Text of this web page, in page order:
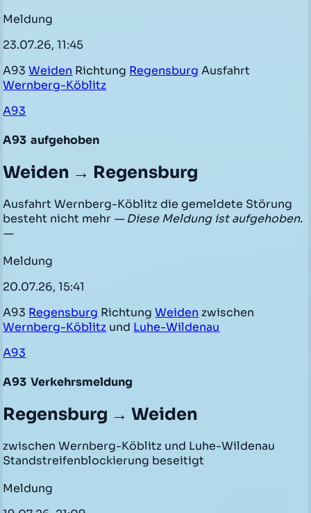
Meldung
23.07.26, 11:45
A93Weiden Richtung Regensburg Ausfahrt
Wernberg-Köblitz
A93
A93 aufgehoben
Weiden → Regensburg
Ausfahrt Wernberg-Köblitz die gemeldete Störung
besteht nicht mehr — Diese Meldung ist aufgehoben.
—
Meldung
20.07.26, 15:41
A93 Regensburg RichtungWeiden zwischen
Wernberg-Köblitz und Luhe-Wildenau
A93
A93 Verkehrsmeldung
Regensburg → Weiden
zwischen Wernberg-Köblitz und Luhe-Wildenau
Standstreifenblockierung beseitigt
Meldung